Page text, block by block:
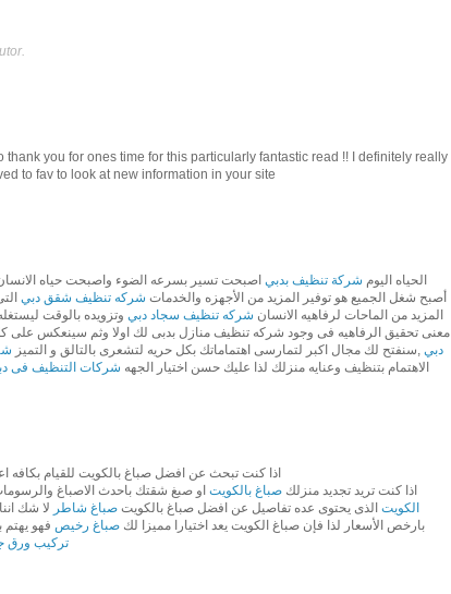
thank you for ones time for this particularly fantastic read !! I definitely really
to fav to look at new information in your site
الحياه اليوم شركة تنظيف بدبي اصبحت تسير بسرعه الضوء واصبحت حياه الانسان
أصبح شغل الجميع هو توفير المزيد من الأجهزه والخدمات شركه تنظيف شقق دبي
المزيد من الماحات لرفاهيه الانسان شركه تنظيف سجاد دبي وتزويده بالوقت
معنى تحقيق الرفاهيه فى وجود شركه تنظيف منازل بدبى لك اولا وثم سينعكس على
دبي ,سنفتح لك مجال اكبر لتمارسى اهتماماتك بكل حريه لتشعرى بالتالق و التميز
الاهتمام بتنظيف وعنايه منزلك لذا عليك حسن اختيار الجهه شركات التنظيف فى
اذا كنت تبحث عن افضل صباغ بالكويت للقيام بكافه
, اذا كنت تريد تجديد منزلك صباغ بالكويت او صبغ شقتك باحدث الاصباغ
الكويت الذى يحتوى عده تفاصيل عن افضل صباغ بالكويت صباغ شاطر لا شك
بارخص الأسعار لذا فإن صباغ الكويت يعد اختيارا مميزا لك صباغ رخيص فهو
تركيب ورق